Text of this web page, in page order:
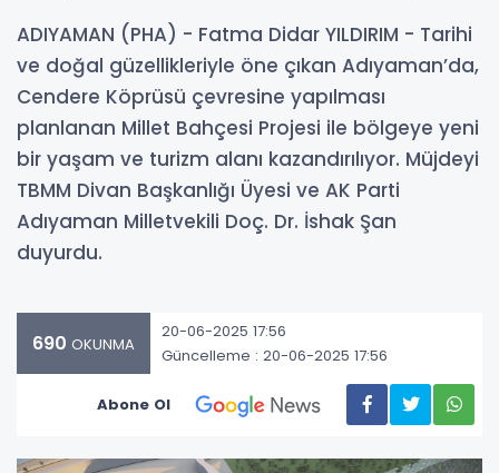
ADIYAMAN (PHA) - Fatma Didar YILDIRIM - Tarihi
ve doğal güzellikleriyle öne çıkan Adıyaman’da,
Cendere Köprüsü çevresine yapılması
planlanan Millet Bahçesi Projesi ile bölgeye yeni
bir yaşam ve turizm alanı kazandırılıyor. Müjdeyi
TBMM Divan Başkanlığı Üyesi ve AK Parti
Adıyaman Milletvekili Doç. Dr. İshak Şan
duyurdu.
690 OKUNMA
20-06-2025 17:56
Güncelleme : 20-06-2025 17:56
Abone Ol